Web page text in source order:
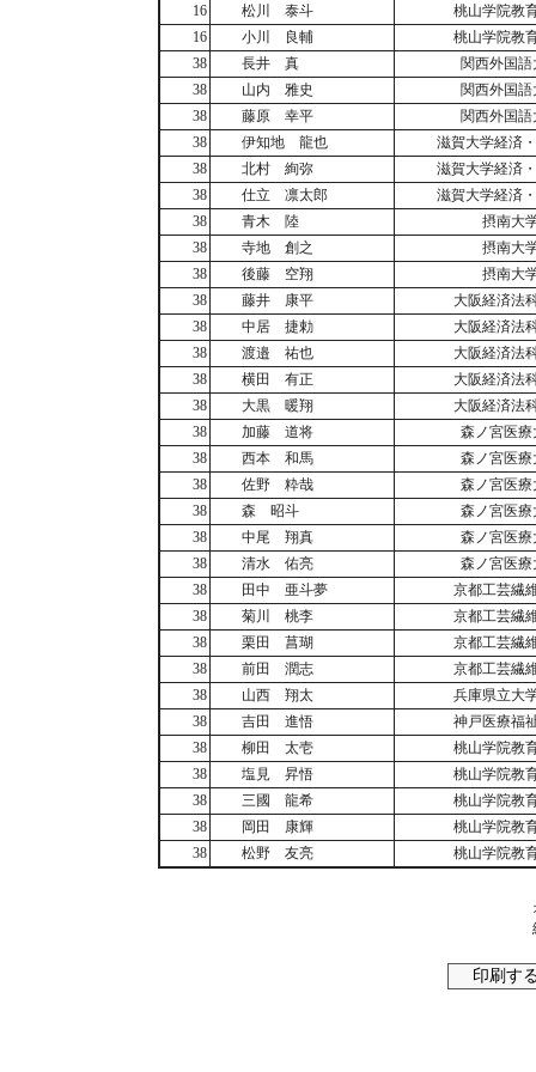
16 松川 泰斗
桃山学院教
16
小川 良輔
桃山学院教
38
長井 真
関西外国語
38
山内 雅史
関西外国語
38
藤原 幸平
関西外国語
38
伊知地 龍也
滋賀大学経済
38
北村 絢弥
滋賀大学経済
38
仕立 凛太郎
滋賀大学経済
38
青木 陸
摂南大
38
寺地 創之
摂南大
38
後藤 空翔
摂南大
38
藤井 康平
大阪経済法
38
中居 捷勅
大阪経済法
38
渡邉 祐也
大阪経済法
38
横田 有正
大阪経済法
38
大黒 暖翔
大阪経済法
38
加藤 道将
森ノ宮医療
38
西本 和馬
森ノ宮医療
38
佐野 粋哉
森ノ宮医療
38
森 昭斗
森ノ宮医療
38
中尾 翔真
森ノ宮医療
38
清水 佑亮
森ノ宮医療
38
田中 亜斗夢
京都工芸繊
38
菊川 桃李
京都工芸繊
38
栗田 菖瑚
京都工芸繊
38
前田 潤志
京都工芸繊
38
山西 翔太
兵庫県立大
38
吉田 進悟
神戸医療福
38
柳田 太壱
桃山学院教
38
塩見 昇悟
桃山学院教
38
三國 龍希
桃山学院教
38
岡田 康輝
桃山学院教
38
松野 友亮 桃山学院教